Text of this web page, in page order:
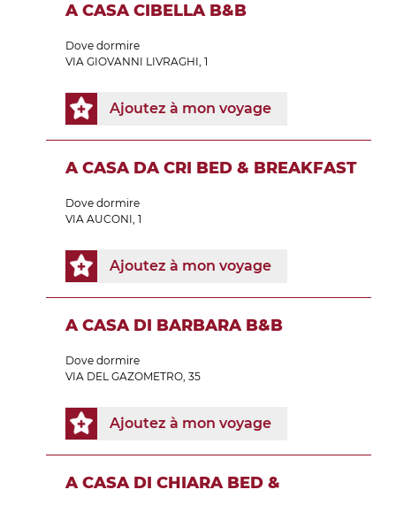
A CASA CIBELLA B&B
Dove dormire
VIA GIOVANNI LIVRAGHI, 1
Ajoutez à mon voyage
A CASA DA CRI BED & BREAKFAST
Dove dormire
VIA AUCONI, 1
Ajoutez à mon voyage
A CASA DI BARBARA B&B
Dove dormire
VIA DEL GAZOMETRO, 35
Ajoutez à mon voyage
A CASA DI CHIARA BED &